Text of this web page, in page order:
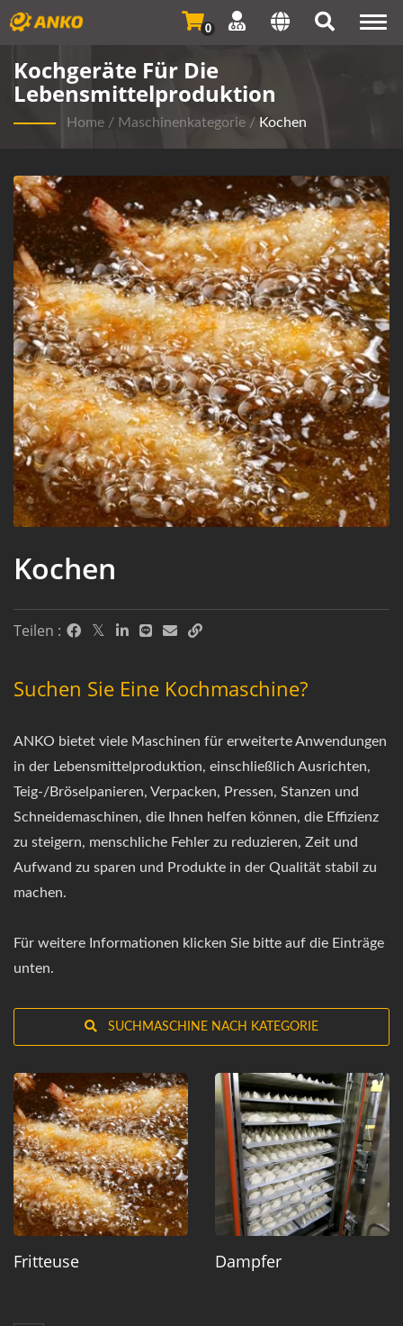
0
Kochgeräte Für Die
Lebensmittelproduktion
Home / Maschinenkategorie / Kochen
Kochen
Teilen :
Suchen Sie Eine Kochmaschine?
ANKO bietet viele Maschinen für erweiterte Anwendungen
in der Lebensmittelproduktion, einschließlich Ausrichten,
Teig-/Bröselpanieren, Verpacken, Pressen, Stanzen und
Schneidemaschinen, die Ihnen helfen können, die Effizienz
zu steigern, menschliche Fehler zu reduzieren, Zeit und
Aufwand zu sparen und Produkte in der Qualität stabil zu
machen.
Für weitere Informationen klicken Sie bitte auf die Einträge
unten.
SUCHMASCHINE NACH KATEGORIE
Fritteuse Dampfer